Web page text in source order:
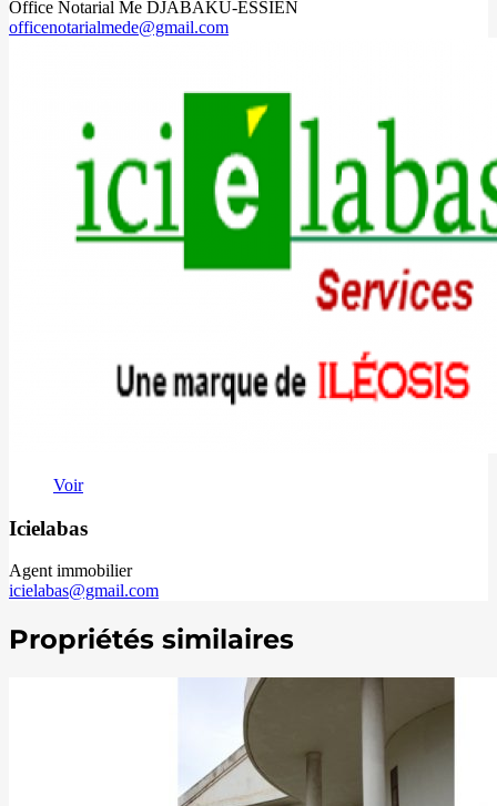
Office Notarial Me DJABAKU-ESSIEN
officenotarialmede@gmail.com
Voir
Icielabas
Agent immobilier
icielabas@gmail.com
Propriétés similaires